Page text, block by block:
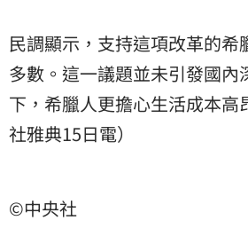
民調顯示，支持這項改革的希
多數。這一議題並未引發國內
下，希臘人更擔心生活成本高
社雅典15日電）
©中央社